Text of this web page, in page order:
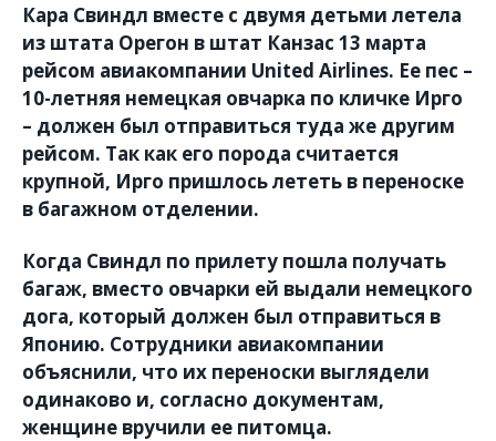
Кара Свиндл вместе с двумя детьми летела
из штата Орегон в штат Канзас 13 марта
рейсом авиакомпании United Airlines. Ее пес –
10-летняя немецкая овчарка по кличке Ирго
– должен был отправиться туда же другим
рейсом. Так как его порода считается
крупной, Ирго пришлось лететь в переноске
в багажном отделении.
Когда Свиндл по прилету пошла получать
багаж, вместо овчарки ей выдали немецкого
дога, который должен был отправиться в
Японию. Сотрудники авиакомпании
объяснили, что их переноски выглядели
одинаково и, согласно документам,
женщине вручили ее питомца.